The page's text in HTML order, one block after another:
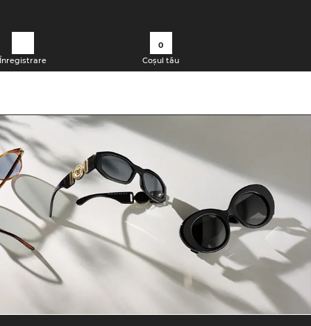
Înregistrare
0
Coșul tău